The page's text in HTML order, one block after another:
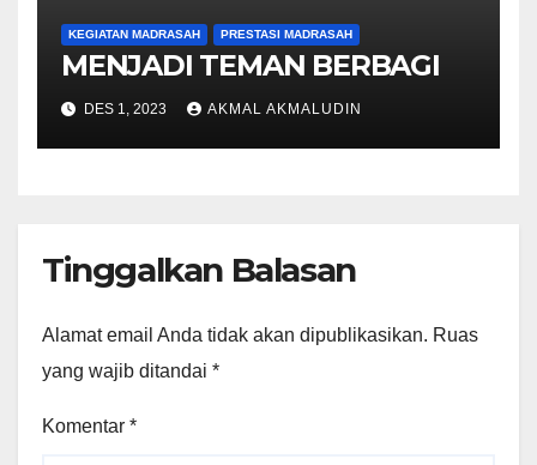
KEGIATAN MADRASAH PRESTASI MADRASAH
MENJADI TEMAN BERBAGI
DES 1, 2023 AKMAL AKMALUDIN
Tinggalkan Balasan
Alamat email Anda tidak akan dipublikasikan. Ruas
yang wajib ditandai *
Komentar *